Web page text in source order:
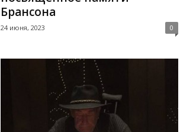
Брансона
24 июня, 2023 0